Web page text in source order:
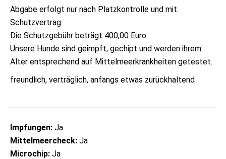
Abgabe erfolgt nur nach Platzkontrolle und mit
Schutzvertrag.
Die Schutzgebühr beträgt 400,00 Euro.
Unsere Hunde sind geimpft, gechipt und werden ihrem
Alter entsprechend auf Mittelmeerkrankheiten getestet.
freundlich, verträglich, anfangs etwas zurückhaltend
Impfungen: Ja
Mittelmeercheck: Ja
Microchip: Ja